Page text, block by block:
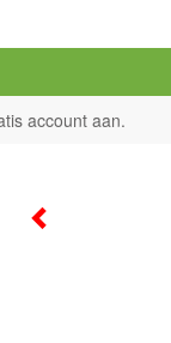
account aan.